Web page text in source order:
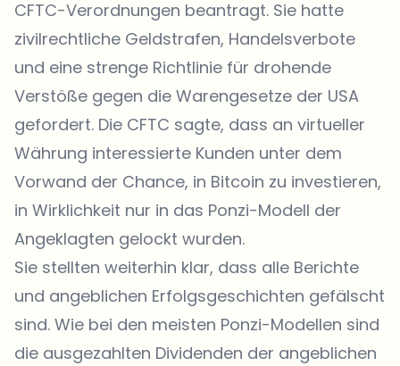
CFTC-Verordnungen beantragt. Sie hatte
zivilrechtliche Geldstrafen, Handelsverbote
und eine strenge Richtlinie für drohende
Verstöße gegen die Warengesetze der USA
gefordert. Die CFTC sagte, dass an virtueller
Währung interessierte Kunden unter dem
Vorwand der Chance, in Bitcoin zu investieren,
in Wirklichkeit nur in das Ponzi-Modell der
Angeklagten gelockt wurden.
Sie stellten weiterhin klar, dass alle Berichte
und angeblichen Erfolgsgeschichten gefälscht
sind. Wie bei den meisten Ponzi-Modellen sind
die ausgezahlten Dividenden der angeblichen